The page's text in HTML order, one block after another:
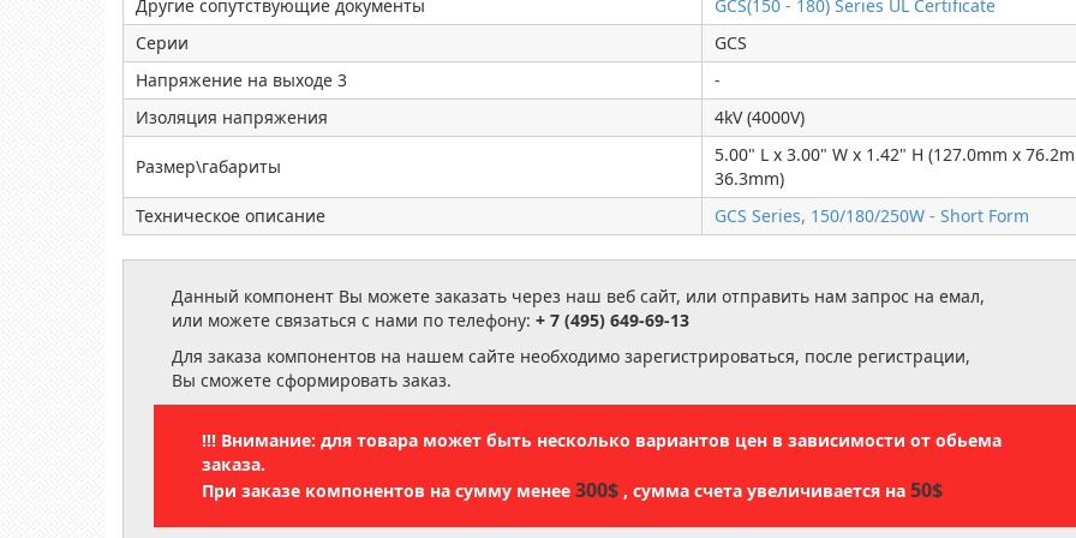
Другие сопутствующие документы
GCS(150 - 180) Series UL Certificate
Серии
GCS
Напряжение на выходе 3
-
Изоляция напряжения
4kV (4000V)
Размер\габариты
5.00" L x 3.00" W x 1.42" H (127.0mm x
36.3mm)
Техническое описание
GCS Series, 150/180/250W - Short Form
Данный компонент Вы можете заказать через наш веб сайт, или отправить нам запрос на емал,
или можете связаться с нами по телефону: + 7 (495) 649-69-13
Для заказа компонентов на нашем сайте необходимо зарегистрироваться, после регистрации,
Вы сможете сформировать заказ.
!!! Внимание: для товара может быть несколько вариантов цен в зависимости от обьема
заказа.
При заказе компонентов на сумму менее 300$ , сумма счета увеличивается на 50$